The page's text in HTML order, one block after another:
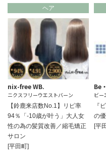
ヘア
nix-free WB.
ニクスフリーウエストバーン
【鈴鹿来店数No.1】リピ率
94％「-10歳が叶う」大人女
性の為の髪質改善／縮毛矯正
サロン
[平田町]
Be
ビー
『
の
[平